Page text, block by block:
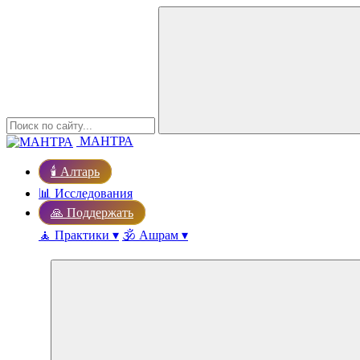
МАНТРА
🕯️ Алтарь
📊 Исследования
🙏 Поддержать
🧘 Практики ▾ 🕉️ Ашрам ▾